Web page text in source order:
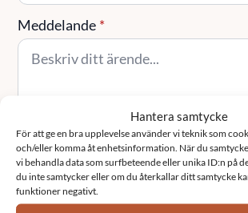
Hantera samtycke
För att ge en bra upplevelse använder vi teknik som
och/eller komma åt enhetsinformation. När du
vi behandla data som surfbeteende eller unika ID:n på
du inte samtycker eller om du återkallar ditt samtycke
funktioner negativt.
Meddelande *
Skicka